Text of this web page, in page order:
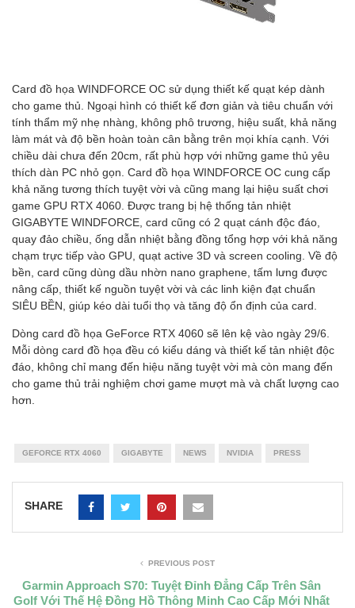
Card đồ họa WINDFORCE OC sử dụng thiết kế quạt kép dành
cho game thủ. Ngoại hình có thiết kế đơn giản và tiêu chuẩn với
tính thẩm mỹ nhẹ nhàng, không phô trương, hiệu suất, khả năng
làm mát và độ bền hoàn toàn cân bằng trên mọi khía cạnh. Với
chiều dài chưa đến 20cm, rất phù hợp với những game thủ yêu
thích dàn PC nhỏ gọn. Card đồ họa WINDFORCE OC cung cấp
khả năng tương thích tuyệt vời và cũng mang lại hiệu suất chơi
game GPU RTX 4060. Được trang bị hệ thống tản nhiệt
GIGABYTE WINDFORCE, card cũng có 2 quạt cánh độc đáo,
quay đảo chiều, ống dẫn nhiệt bằng đồng tổng hợp với khả năng
chạm trực tiếp vào GPU, quạt active 3D và screen cooling. Về độ
bền, card cũng dùng dầu nhờn nano graphene, tấm lưng được
nâng cấp, thiết kế nguồn tuyệt vời và các linh kiện đạt chuẩn
SIÊU BỀN, giúp kéo dài tuổi thọ và tăng độ ổn định của card.
Dòng card đồ họa GeForce RTX 4060 sẽ lên kệ vào ngày 29/6.
Mỗi dòng card đồ họa đều có kiểu dáng và thiết kế tản nhiệt độc
đáo, không chỉ mang đến hiệu năng tuyệt vời mà còn mang đến
cho game thủ trải nghiệm chơi game mượt mà và chất lượng cao
hơn.
GEFORCE RTX 4060 GIGABYTE NEWS NVIDIA PRESS
SHARE
PREVIOUS POST
Garmin Approach S70: Tuyệt Đỉnh Đẳng Cấp Trên Sân
Golf Với Thế Hệ Đồng Hồ Thông Minh Cao Cấp Mới Nhất